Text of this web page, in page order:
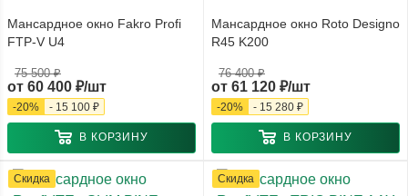
Мансардное окно Fakro Profi
FTP-V U4
от 60 400 ₽/шт
75 500 ₽
-20% - 15 100 ₽
В КОРЗИНУ
Мансардное окно Roto Designo
R45 K200
от 61 120 ₽/шт
76 400 ₽
-20% - 15 280 ₽
В КОРЗИНУ
Скидка Скидка